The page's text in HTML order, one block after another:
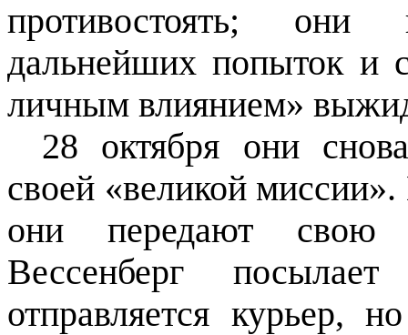
противостоять; они
дальнейших попыток и
личным влиянием»
28 октября они
своей «великой
они передают свою
Вессенберг
отправляется курьер,